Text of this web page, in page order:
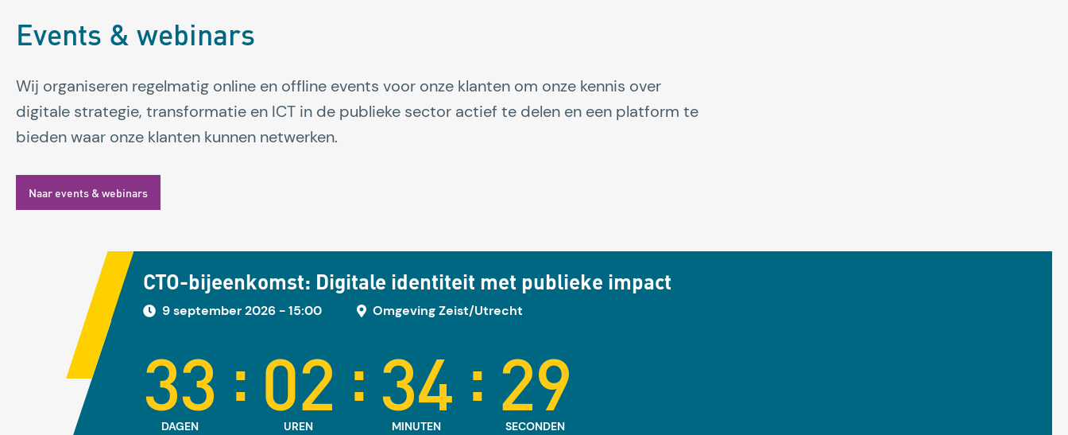
Events & webinars
Wij organiseren regelmatig online en offline events voor onze klanten om onze kennis over
digitale strategie, transformatie en ICT in de publieke sector actief te delen en een platform te
bieden waar onze klanten kunnen netwerken.
Naar events & webinars
CTO-bijeenkomst: Digitale identiteit met publieke impact
9 september 2026 - 15:00 Omgeving Zeist/Utrecht
33
DAGEN
: 02
UREN
: 34
MINUTEN
: 27
SECONDEN